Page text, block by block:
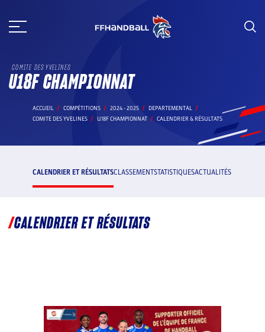
au
COMITE DES YVELINES
U18F CHAMPIONNAT
ACCUEIL COMPÉTITIONS 2024 - 2025
DEPARTEMENTAL
COMITE DES YVELINES
U18F CHAMPIONNAT CALENDRIER & RÉSULTATS
CALENDRIER ET RÉSULTATSCLASSEMENTSTATISTIQUESACTUALITÉS
CALENDRIER ET RÉSULTATS